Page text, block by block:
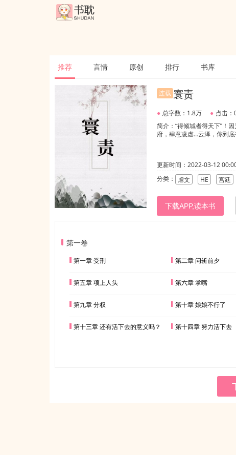
推荐 言情 原创 排行 书库
连载 寰责
● 总字数：1.8万 ● 点击：
简介：“得倾城者得天下”！
府，肆意凌虐…云泽，你到
更新时间：2022-03-12
分类：
虐文 HE 宫廷
下载APP,读本书
第一卷
第一章 受刑 第二章 问斩前夕
第五章 项上人头 第六章 掌嘴
第九章 分权 第十章 娘娘不行了
第十三章 还有活下去的意义吗？ 第十四章 努力活下去